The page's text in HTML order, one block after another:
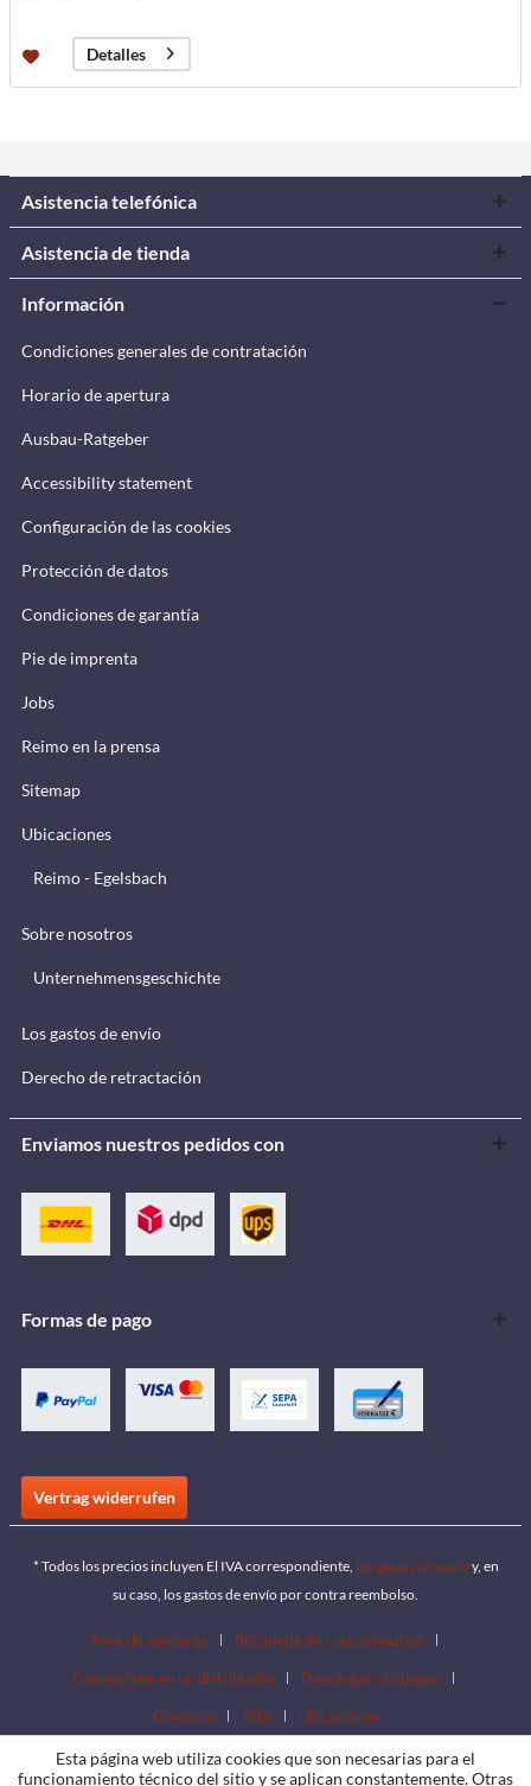
Detalles
Asistencia telefónica
Asistencia de tienda
Información
Condiciones generales de contratación
Horario de apertura
Ausbau-Ratgeber
Accessibility statement
Configuración de las cookies
Protección de datos
Condiciones de garantía
Pie de imprenta
Jobs
Reimo en la prensa
Sitemap
Ubicaciones
Reimo - Egelsbach
Sobre nosotros
Unternehmensgeschichte
Los gastos de envío
Derecho de retractación
Enviamos nuestros pedidos con
Formas de pago
Vertrag widerrufen
* Todos los precios incluyen El IVA correspondiente, los gastos de envío y, en
su caso, los gastos de envío por contra reembolso.
Área de descarga
Búsqueda de concesionarios
Conviértete en un distribuidor
Descargar catálogos
Contacto
Jobs Ubicaciones
Esta página web utiliza cookies que son necesarias para el
funcionamiento técnico del sitio y se aplican constantemente. Otras